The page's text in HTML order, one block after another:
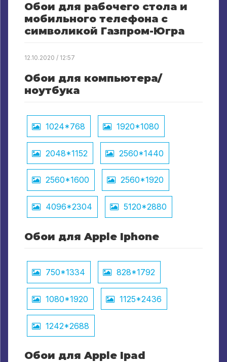
Обои для рабочего стола и
мобильного телефона с
символикой Газпром-Югра
12.10.2020 / 12:57
Обои для компьютера/
ноутбука
1024*768 1920*1080
2048*1152 2560*1440
2560*1600 2560*1920
4096*2304 5120*2880
Обои для Apple Iphone
750*1334 828*1792
1080*1920 1125*2436
1242*2688
Обои для Apple Ipad